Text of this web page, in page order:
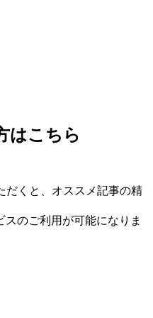
はこちら
だくと、オススメ記事の精
のご利用が可能になりま